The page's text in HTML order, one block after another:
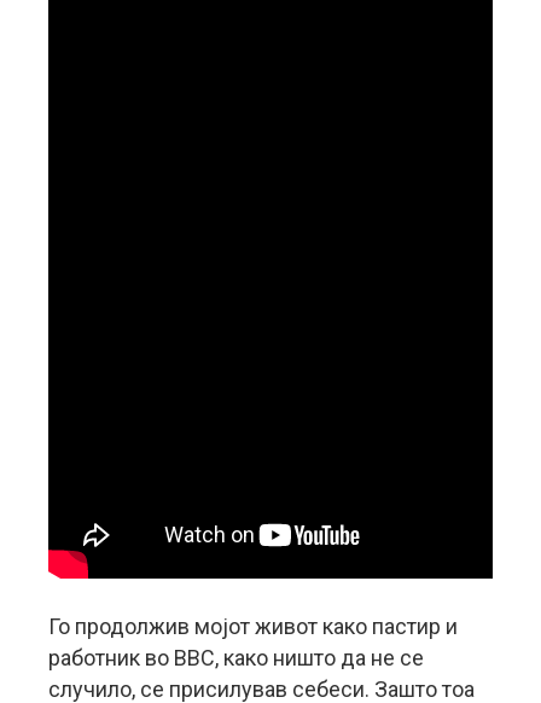
Го продолжив мојот живот како пастир и
работник во BBC, како ништо да не се
случило, се присилував себеси. Зашто тоа